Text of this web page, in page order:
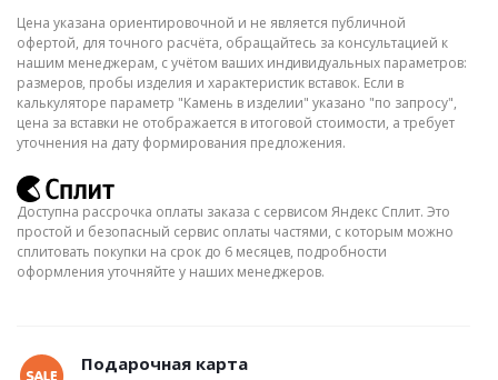
Цена указана ориентировочной и не является публичной
офертой, для точного расчёта, обращайтесь за консультацией к
нашим менеджерам, с учётом ваших индивидуальных параметров:
размеров, пробы изделия и характеристик вставок. Если в
калькуляторе параметр "Камень в изделии" указано "по запросу",
цена за вставки не отображается в итоговой стоимости, а требует
уточнения на дату формирования предложения.
Доступна рассрочка оплаты заказа с сервисом Яндекс Сплит. Это
простой и безопасный сервис оплаты частями, с которым можно
сплитовать покупки на срок до 6 месяцев, подробности
оформления уточняйте у наших менеджеров.
Подарочная карта